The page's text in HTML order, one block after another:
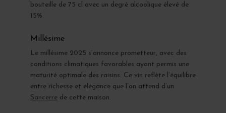
bouteille de 75 cl avec un degré alcoolique élevé de
15%.
Millésime
Le millésime 2025 s’annonce prometteur, avec des
conditions climatiques favorables ayant permis une
maturité optimale des raisins. Ce vin reflète l’équilibre
entre richesse et élégance que l’on attend d’un
Sancerre de cette maison.